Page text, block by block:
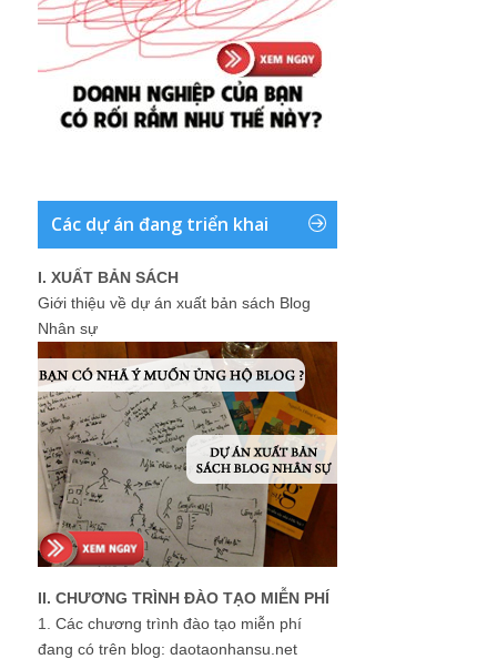
Các dự án đang triển khai
I. XUẤT BẢN SÁCH
Giới thiệu về dự án xuất bản sách Blog
Nhân sự
II. CHƯƠNG TRÌNH ĐÀO TẠO MIỄN PHÍ
1. Các chương trình đào tạo miễn phí
đang có trên blog: daotaonhansu.net